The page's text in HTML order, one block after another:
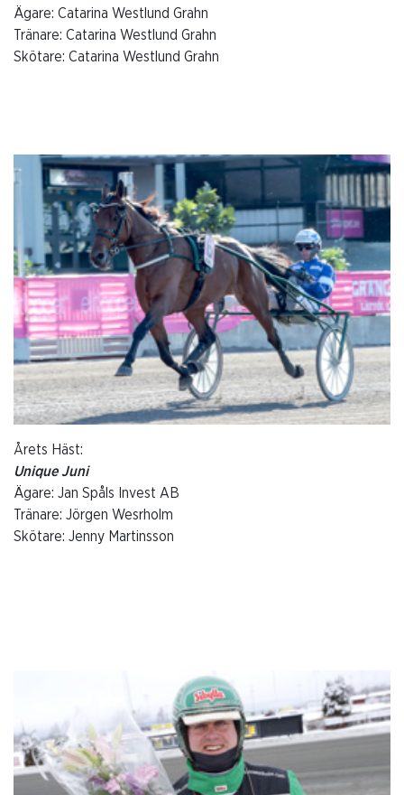
Ägare: Catarina Westlund Grahn
Tränare: Catarina Westlund Grahn
Skötare: Catarina Westlund Grahn
Årets Häst:
Unique Juni
Ägare: Jan Spåls Invest AB
Tränare: Jörgen Wesrholm
Skötare: Jenny Martinsson